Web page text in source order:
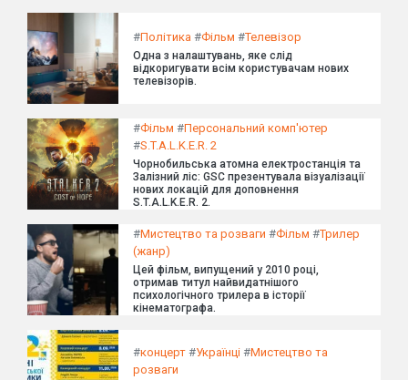
#Політика #Фільм #Телевізор
Одна з налаштувань, яке слід
відкоригувати всім користувачам нових
телевізорів.
#Фільм #Персональний комп'ютер
#S.T.A.L.K.E.R. 2
Чорнобильська атомна електростанція та
Залізний ліс: GSC презентувала візуалізації
нових локацій для доповнення
S.T.A.L.K.E.R. 2.
#Мистецтво та розваги #Фільм #Трилер
(жанр)
Цей фільм, випущений у 2010 році,
отримав титул найвидатнішого
психологічного трилера в історії
кінематографа.
#концерт #Українці #Мистецтво та
розваги